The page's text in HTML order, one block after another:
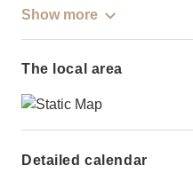
Show more
The local area
Detailed calendar